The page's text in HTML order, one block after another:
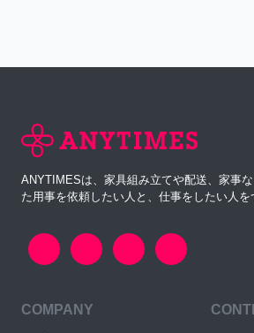
ANYTIMESは、家具組み立てや配送、家事
た用事を依頼したい人と、仕事をしたい人を
COMPANY